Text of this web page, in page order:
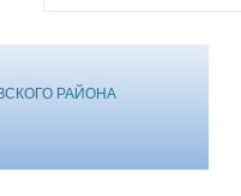
РАЙОНА